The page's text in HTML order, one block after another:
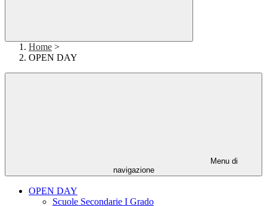
Home >
OPEN DAY
Menu di
navigazione
OPEN DAY
Scuole Secondarie I Grado